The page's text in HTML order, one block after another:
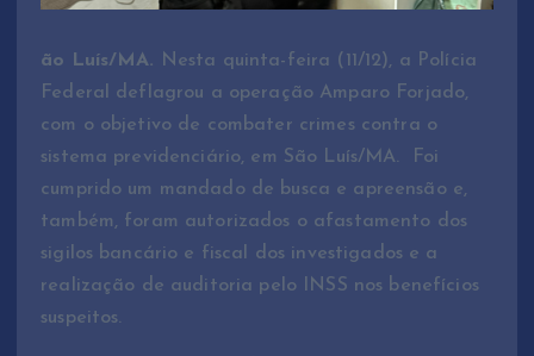
ão Luís/MA.
Nesta quinta-feira (11/12), a Polícia
Federal deflagrou a operação Amparo Forjado,
com o objetivo de combater crimes contra o
sistema previdenciário, em São Luís/MA. Foi
cumprido um mandado de busca e apreensão e,
também, foram autorizados o afastamento dos
sigilos bancário e fiscal dos investigados e a
realização de auditoria pelo INSS nos benefícios
suspeitos.